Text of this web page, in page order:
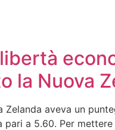
la Nuova
Zelanda aveva un
pari a 5.60. Per